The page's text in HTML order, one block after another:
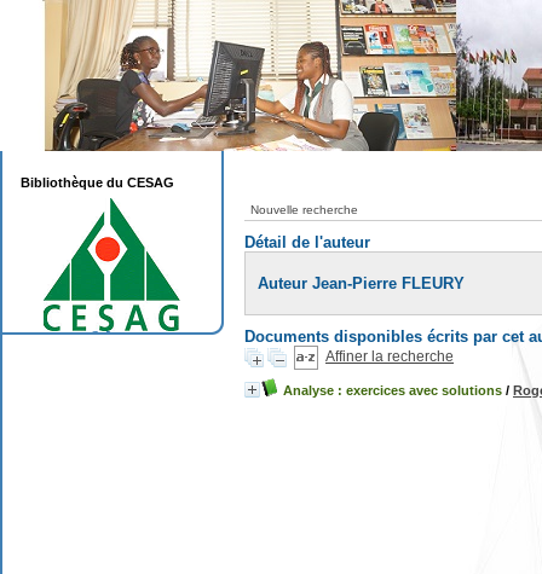
Nouvelle recherche
Détail de l'auteur
Auteur Jean-Pierre FLEURY
Documents disponibles écrits par cet
Affiner la recherche
Analyse : exercices avec solutions /
Bibliothèque du CESAG